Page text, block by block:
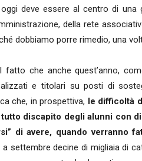
deve essere al centro di una
della rete
dobbiamo porre rimedio, una
fatto che anche quest’anno,
e titolari su posti di
che, in prospettiva,
le difficoltà
discapito degli alunni con
di avere, quando verranno
settembre decine di migliaia di